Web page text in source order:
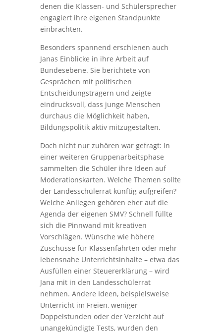
denen die Klassen- und Schülersprecher
engagiert ihre eigenen Standpunkte
einbrachten.
Besonders spannend erschienen auch
Janas Einblicke in ihre Arbeit auf
Bundesebene. Sie berichtete von
Gesprächen mit politischen
Entscheidungsträgern und zeigte
eindrucksvoll, dass junge Menschen
durchaus die Möglichkeit haben,
Bildungspolitik aktiv mitzugestalten.
Doch nicht nur zuhören war gefragt: In
einer weiteren Gruppenarbeitsphase
sammelten die Schüler ihre Ideen auf
Moderationskarten. Welche Themen sollte
der Landesschülerrat künftig aufgreifen?
Welche Anliegen gehören eher auf die
Agenda der eigenen SMV? Schnell füllte
sich die Pinnwand mit kreativen
Vorschlägen. Wünsche wie höhere
Zuschüsse für Klassenfahrten oder mehr
lebensnahe Unterrichtsinhalte – etwa das
Ausfüllen einer Steuererklärung – wird
Jana mit in den Landesschülerrat
nehmen. Andere Ideen, beispielsweise
Unterricht im Freien, weniger
Doppelstunden oder der Verzicht auf
unangekündigte Tests, wurden den